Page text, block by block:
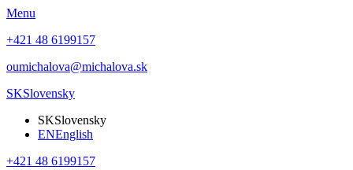
Menu
+421 48 6199157
oumichalova@michalova.sk
SKSlovensky
SKSlovensky
ENEnglish
+421 48 6199157